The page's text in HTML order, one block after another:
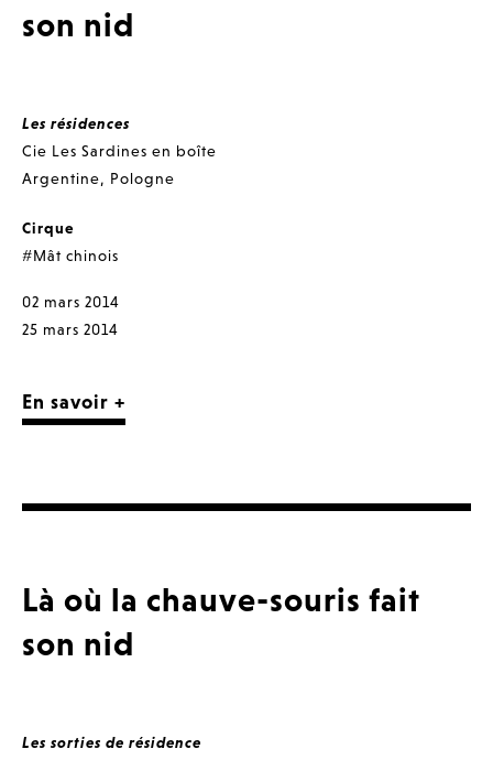
son nid
Les résidences
Cie Les Sardines en boîte
Argentine, Pologne
Cirque
#Mât chinois
02 mars 2014
25 mars 2014
En savoir +
Là où la chauve-souris fait
son nid
Les sorties de résidence